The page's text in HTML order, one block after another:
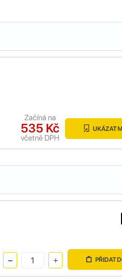
535 Kč
včetně DPH
Začíná na
UKÁZAT
PŘIDAT